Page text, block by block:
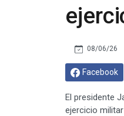
08/06/26
Facebook
El presidente
ejercicio